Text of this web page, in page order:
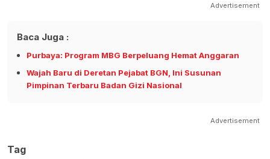
Advertisement
Baca Juga :
Purbaya: Program MBG Berpeluang Hemat Anggaran
Wajah Baru di Deretan Pejabat BGN, Ini Susunan
Pimpinan Terbaru Badan Gizi Nasional
Advertisement
Tag